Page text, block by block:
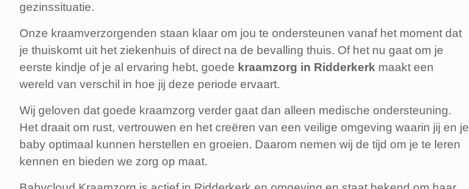
gezinssituatie.
Onze kraamverzorgenden staan klaar om jou te ondersteunen vanaf het moment dat
je thuiskomt uit het ziekenhuis of direct na de bevalling thuis. Of het nu gaat om je
eerste kindje of je al ervaring hebt, goede kraamzorg in Ridderkerk maakt een
wereld van verschil in hoe jij deze periode ervaart.
Wij geloven dat goede kraamzorg verder gaat dan alleen medische ondersteuning.
Het draait om rust, vertrouwen en het creëren van een veilige omgeving waarin jij en je
baby optimaal kunnen herstellen en groeien. Daarom nemen wij de tijd om je te leren
kennen en bieden we zorg op maat.